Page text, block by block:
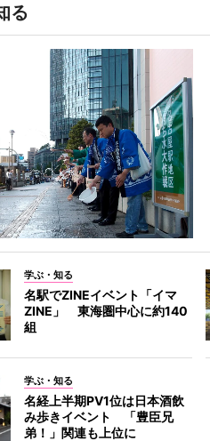
る
学ぶ・知る
名駅でZINEイベント「イマ
ZINE」 東海圏中心に約140
組
学ぶ・知る
名経上半期PV1位は日本酒飲
み歩きイベント 「豊臣兄
弟！」関連も上位に